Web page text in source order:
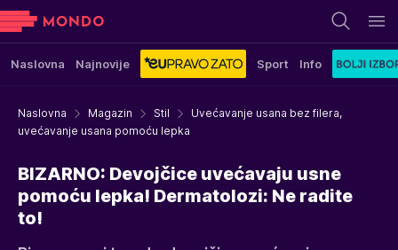
Naslovna Najnovije Sport Info
Naslovna Magazin Stil
Uvećavanje usana bez filera,
uvećavanje usana pomoću lepka
BIZARNO: Devojčice uvećavaju usne
pomoću lepka! Dermatolozi: Ne radite
to!